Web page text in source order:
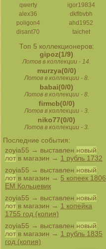
qwerty
igor19834
alex36
dkflbvbh
poligon4
ahd1952
disant70
taichet
Топ 5 коллекционеров:
gipoz(1/9)
Лотов в коллекции - 14.
murzya(0/0)
Лотов в коллекции - 8.
babai(0/0)
Лотов в коллекции - 8.
firmcb(0/0)
Лотов в коллекции - 3.
niko77(0/0)
Лотов в коллекции - 3.
Последние события:
zoyia55 → выставлен новый
лот в магазин → 1 рубль 1732
zoyia55 → выставлен новый
лот в магазин → 5 копеек 1806
ЕМ Кольцевик
zoyia55 → выставлен новый
лот в магазин → 1 копейка
1755 год (копия)
zoyia55 → выставлен новый
лот в магазин → 1 рубль 1835
год (копия)